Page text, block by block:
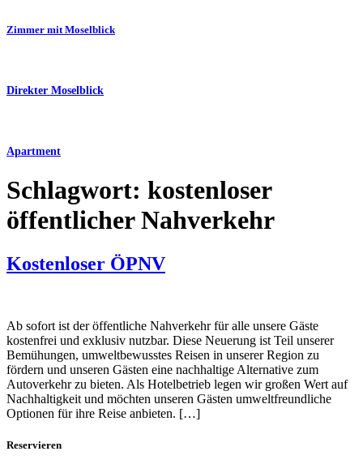
Zimmer mit Moselblick
Direkter Moselblick
Apartment
Schlagwort: kostenloser
öffentlicher Nahverkehr
Kostenloser ÖPNV
Ab sofort ist der öffentliche Nahverkehr für alle unsere Gäste
kostenfrei und exklusiv nutzbar. Diese Neuerung ist Teil unserer
Bemühungen, umweltbewusstes Reisen in unserer Region zu
fördern und unseren Gästen eine nachhaltige Alternative zum
Autoverkehr zu bieten. Als Hotelbetrieb legen wir großen Wert auf
Nachhaltigkeit und möchten unseren Gästen umweltfreundliche
Optionen für ihre Reise anbieten. […]
Reservieren